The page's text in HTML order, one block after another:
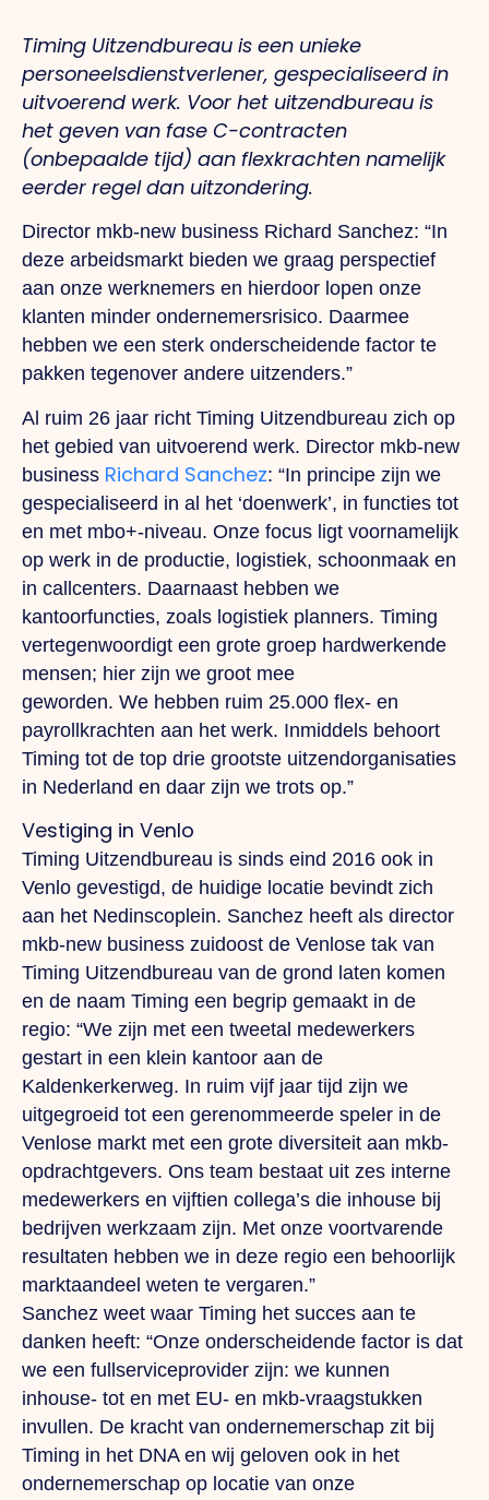
Timing Uitzendbureau is een unieke
personeelsdienstverlener, gespecialiseerd in
uitvoerend werk. Voor het uitzendbureau is
het geven van fase C-contracten
(onbepaalde tijd) aan flexkrachten namelijk
eerder regel dan uitzondering.
Director mkb-new business Richard Sanchez: “In
deze arbeidsmarkt bieden we graag perspectief
aan onze werknemers en hierdoor lopen onze
klanten minder ondernemersrisico. Daarmee
hebben we een sterk onderscheidende factor te
pakken tegenover andere uitzenders.”
Al ruim 26 jaar richt Timing Uitzendbureau zich op
het gebied van uitvoerend werk. Director mkb-new
business Richard Sanchez: “In principe zijn we
gespecialiseerd in al het ‘doenwerk’, in functies tot
en met mbo+-niveau. Onze focus ligt voornamelijk
op werk in de productie, logistiek, schoonmaak en
in callcenters. Daarnaast hebben we
kantoorfuncties, zoals logistiek planners. Timing
vertegenwoordigt een grote groep hardwerkende
mensen; hier zijn we groot mee
geworden. We hebben ruim 25.000 flex- en
payrollkrachten aan het werk. Inmiddels behoort
Timing tot de top drie grootste uitzendorganisaties
in Nederland en daar zijn we trots op.”
Vestiging in Venlo
Timing Uitzendbureau is sinds eind 2016 ook in
Venlo gevestigd, de huidige locatie bevindt zich
aan het Nedinscoplein. Sanchez heeft als director
mkb-new business zuidoost de Venlose tak van
Timing Uitzendbureau van de grond laten komen
en de naam Timing een begrip gemaakt in de
regio: “We zijn met een tweetal medewerkers
gestart in een klein kantoor aan de
Kaldenkerkerweg. In ruim vijf jaar tijd zijn we
uitgegroeid tot een gerenommeerde speler in de
Venlose markt met een grote diversiteit aan mkb-
opdrachtgevers. Ons team bestaat uit zes interne
medewerkers en vijftien collega’s die inhouse bij
bedrijven werkzaam zijn. Met onze voortvarende
resultaten hebben we in deze regio een behoorlijk
marktaandeel weten te vergaren.”
Sanchez weet waar Timing het succes aan te
danken heeft: “Onze onderscheidende factor is dat
we een fullserviceprovider zijn: we kunnen
inhouse- tot en met EU- en mkb-vraagstukken
invullen. De kracht van ondernemerschap zit bij
Timing in het DNA en wij geloven ook in het
ondernemerschap op locatie van onze